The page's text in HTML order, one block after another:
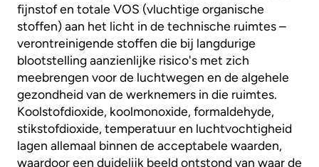
fijnstof en totale VOS (vluchtige organische
stoffen) aan het licht in de technische ruimtes –
verontreinigende stoffen die bij langdurige
blootstelling aanzienlijke risico's met zich
meebrengen voor de luchtwegen en de algehele
gezondheid van de werknemers in die ruimtes.
Koolstofdioxide, koolmonoxide, formaldehyde,
stikstofdioxide, temperatuur en luchtvochtigheid
lagen allemaal binnen de acceptabele waarden,
waardoor een duidelijk beeld ontstond van waar de